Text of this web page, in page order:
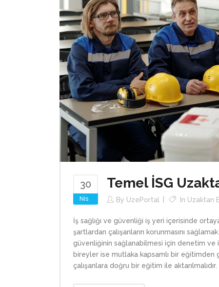
30
Nis
Temel İSG
By UzePortal In Uzaktan
İş sağlığı ve güvenliği iş yeri içerisinde
şartlardan çalışanların korunmasını
güvenliğinin sağlanabilmesi için denetim
bireyler ise mutlaka kapsamlı bir
çalışanlara doğru bir eğitim ile aktarılmalıdır.